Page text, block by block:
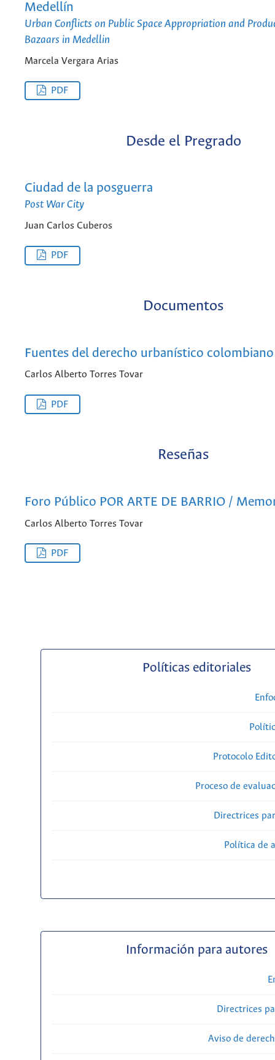
Medellín
Urban Conflicts on Public Space Appropriation and
Bazaars in Medellin
Marcela Vergara Arias
PDF
Desde el Pregrado
Ciudad de la posguerra
Post War City
Juan Carlos Cuberos
PDF
Documentos
Fuentes del derecho urbanístico colombiano
Carlos Alberto Torres Tovar
PDF
Reseñas
Foro Público POR ARTE DE BARRIO /
Carlos Alberto Torres Tovar
PDF
Políticas editoriales
Protocolo
Proceso de
Directrices
Política de
Información para autores
Directrices
Aviso de